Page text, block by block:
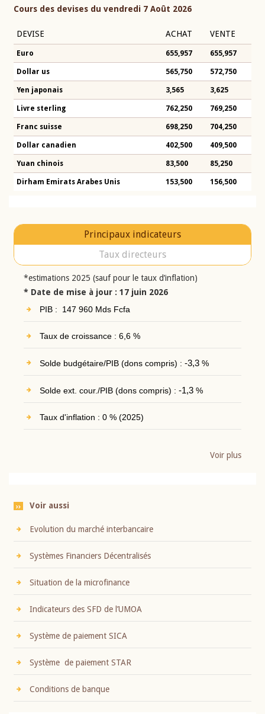
Cours des devises du vendredi 7 Août 2026
DEVISE ACHAT VENTE
Euro 655,957 655,957
Dollar us 565,750 572,750
Yen japonais 3,565 3,625
Livre sterling 762,250 769,250
Franc suisse 698,250 704,250
Dollar canadien 402,500 409,500
Yuan chinois 83,500 85,250
Dirham Emirats Arabes Unis 153,500 156,500
Principaux indicateurs
Taux directeurs
*estimations 2025 (sauf pour le taux d’inflation)
* Date de mise à jour : 17 juin 2026
PIB : 147 960 Mds Fcfa
Taux de croissance : 6,6 %
Solde budgétaire/PIB (dons compris) : -3,3%
Solde ext. cour./PIB (dons compris) : -1,3%
Taux d'inflation : 0 % (2025)
Voir plus
Voir aussi
Evolution du marché interbancaire
Systèmes Financiers Décentralisés
Situation de la microfinance
Indicateurs des SFD de l’UMOA
Système de paiement SICA
Système de paiement STAR
Conditions de banque